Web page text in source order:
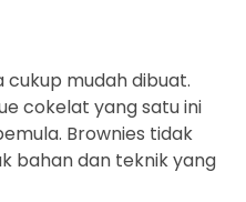
cukup mudah dibuat.
cokelat yang satu ini
Brownies tidak
bahan dan teknik yang